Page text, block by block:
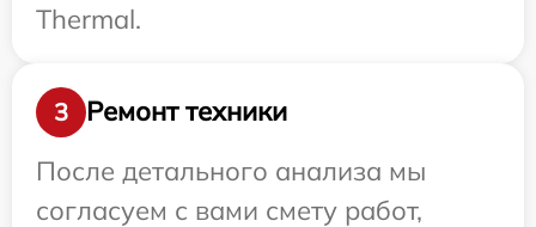
Thermal.
3
Ремонт техники
После детального анализа мы
согласуем с вами смету работ,